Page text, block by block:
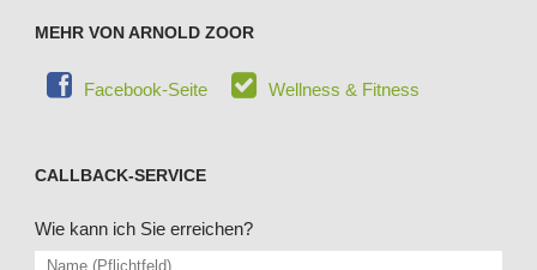
MEHR VON ARNOLD ZOOR
Facebook-Seite Wellness & Fitness
CALLBACK-SERVICE
Wie kann ich Sie erreichen?